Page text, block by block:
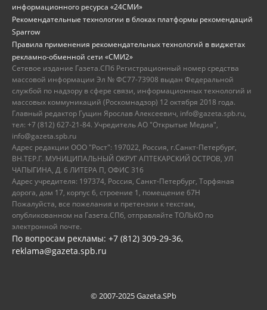
информационного ресурса «24СМИ»
Рекомендательные технологии в блоках платформы рекомендаций
Sparrow
Правила применения рекомендательных технологий в виджетах
рекламно-обменной сети «СМИ2»
Сетевое издание Газета.СПб Регистрационный номер средства
массовой информации Эл № ФС77-73908 выдан Федеральной
службой по надзору в сфере связи, информационных технологий и
массовых коммуникаций (Роскомнадзор) 12 октября 2018 года.
Главный редактор Гущин Ярослав Алексеевич, info@gazeta.spb.ru,
тел: +7 (812) 627-21-84. Учредитель АО "Открытые Медиа",
info@gazeta.spb.ru
Адрес редакции ООО "Рост": 197022, Россия, г.Санкт-Петербург,
ВН.ТЕР.Г. МУНИЦИПАЛЬНЫЙ ОКРУГ АПТЕКАРСКИЙ ОСТРОВ, УЛ
ЧАПЫГИНА, Д. 6 ЛИТЕРА П, ОФИС 316
Адрес учредителя: 197374, Россия, Санкт-Петербург, Торфяная
дорога, дом 17, корпус 6, строение 1, помещение 67Н
Пожалуйста, все пожелания и претензии к текстам,
опубликованном на Газета.СПб, отправляйте ТОЛЬКО по
электронной почте.
По вопросам рекламы: +7 (812) 309-29-36,
reklama@gazeta.spb.ru
© 2007-2025 Gazeta.SPb